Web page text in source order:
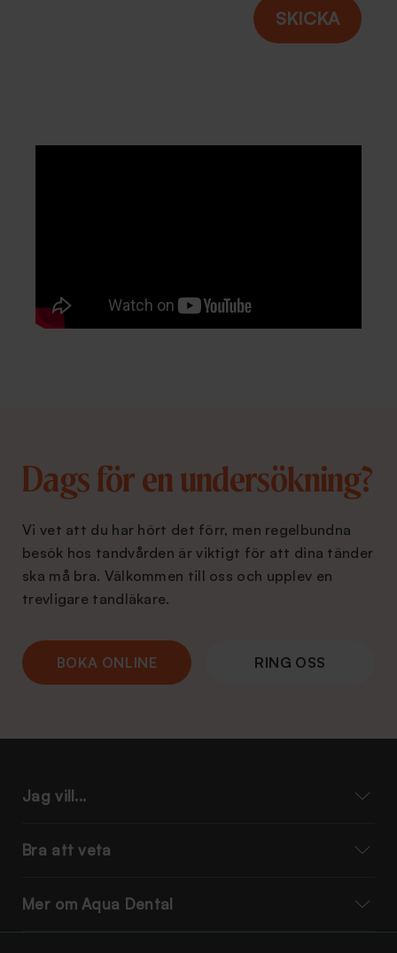
Dags för en undersökning?
Vi vet att du har hört det förr, men regelbundna
besök hos tandvården är viktigt för att dina tänder
ska må bra. Välkommen till oss och upplev en
trevligare tandläkare.
BOKA ONLINE RING OSS
Jag vill...
Bra att veta
Mer om Aqua Dental